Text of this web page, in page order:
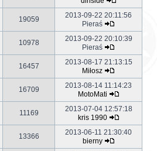
19059
2013-09-22 20:11:56
Pieraś
10978
2013-09-22 20:10:39
Pieraś
16457
2013-08-17 21:13:15
Miłosz
16709
2013-08-14 11:14:23
MotoMati
11169
2013-07-04 12:57:18
kris 1990
13366
2013-06-11 21:30:40
bierny